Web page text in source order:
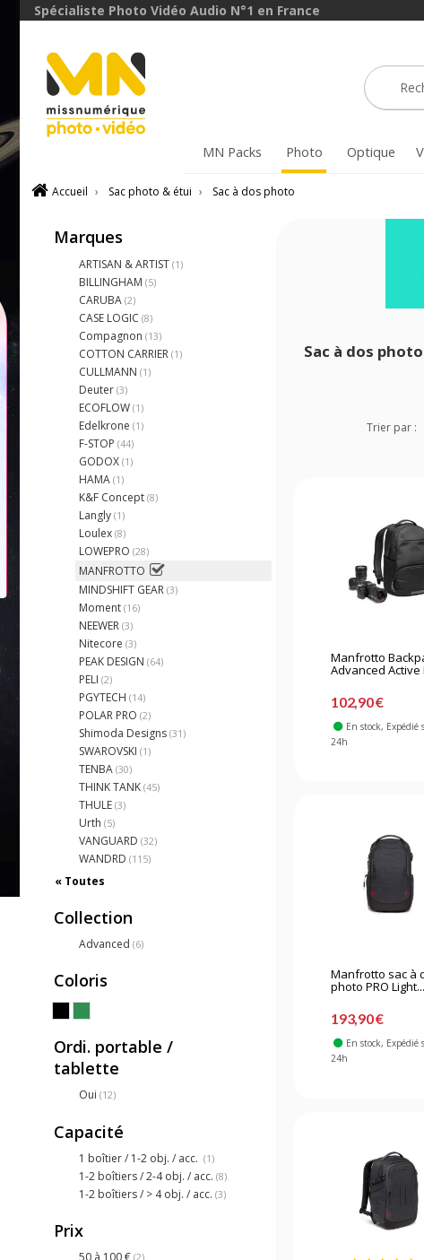
Spécialiste Photo Vidéo Audio N°1 en France
MN Packs Photo Optique
Accueil › Sac photo & étui › Sac à dos photo
Marques
ARTISAN & ARTIST (1)
BILLINGHAM (5)
CARUBA (2)
CASE LOGIC (8)
Compagnon (13)
COTTON CARRIER (1)
CULLMANN (1)
Deuter (3)
ECOFLOW (1)
Edelkrone (1)
F-STOP (44)
GODOX (1)
HAMA (1)
K&F Concept (8)
Langly (1)
Loulex (8)
LOWEPRO (28)
MANFROTTO
MINDSHIFT GEAR (3)
Moment (16)
NEEWER (3)
Nitecore (3)
PEAK DESIGN (64)
PELI (2)
PGYTECH (14)
POLAR PRO (2)
Shimoda Designs (31)
SWAROVSKI (1)
TENBA (30)
THINK TANK (45)
THULE (3)
Urth (5)
VANGUARD (32)
WANDRD (115)
« Toutes
Collection
Advanced (6)
Coloris
Ordi. portable /
tablette
Oui (12)
Capacité
1 boîtier / 1-2 obj. / acc. (1)
1-2 boîtiers / 2-4 obj. / acc. (8)
1-2 boîtiers / > 4 obj. / acc. (3)
Prix
(2)
Sac à dos
Trier par :
Manfrotto
Advanced Active
102,90 €
En stock, Expédié
24h
Manfrotto sac à
photo PRO Light...
193,90 €
En stock, Expédié
24h